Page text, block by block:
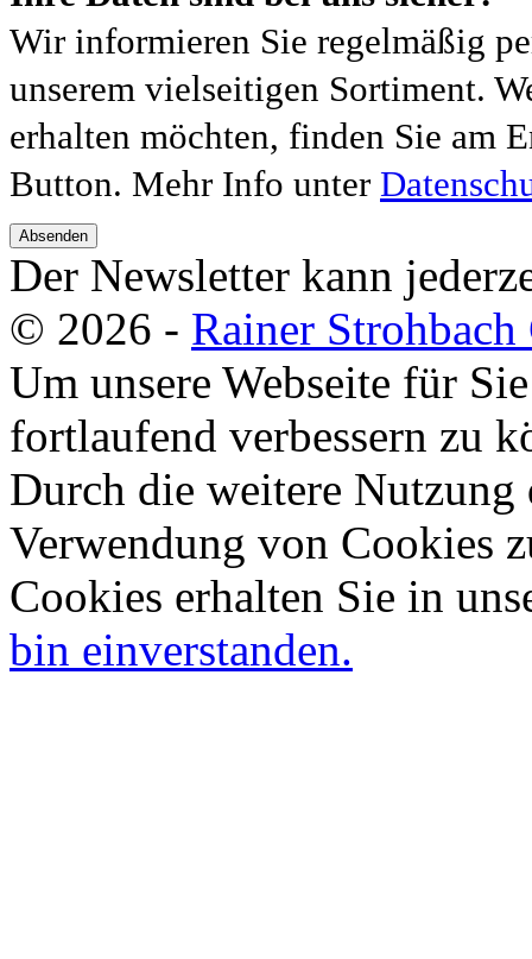
Wir informieren Sie regelmäßig
unserem vielseitigen Sortiment.
erhalten möchten, finden Sie am
Button. Mehr Info unter
Absenden
Der Newsletter kann
© 2026 - Rainer
Um unsere Webseite für
fortlaufend verbessern zu
Durch die weitere Nutzung
Verwendung von Cookies
Cookies erhalten Sie in
bin einverstanden.